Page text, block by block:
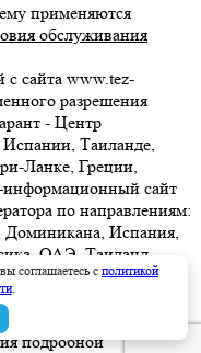
применяются
обслуживания
с сайта www.tez-
разрешения
- Центр
Таиланде,
Ланке, Греции,
сайт
по направлениям:
Доминикана, Испания,
ОАЭ, Таиланд,
указанная на
определяемой
кодекса
подробной
соглашаетесь с политикой
.